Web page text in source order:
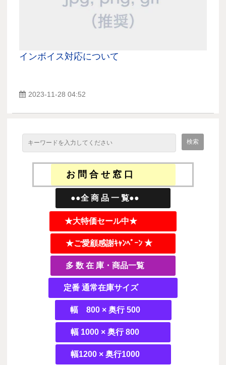
インボイス対応について
2023-11-28 04:52
お 問 合 せ 窓 口
●●全 商 品 一 覧●●
★大特価セール中★
★ご愛顧感謝ｷｬﾝﾍﾟｰﾝ ★
多 数 在 庫・商品一覧
定番 通常在庫サイズ
幅 800 × 奥行 500
幅 1000 × 奥行 800
幅1200 × 奥行1000